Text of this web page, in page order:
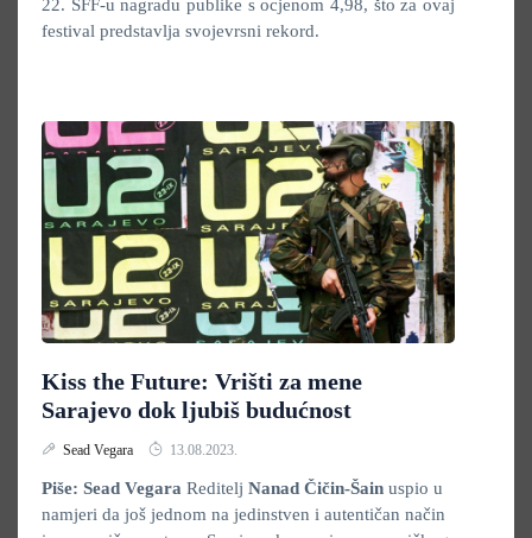
22. SFF-u nagradu publike s ocjenom 4,98, što za ovaj
festival predstavlja svojevrsni rekord.
Kiss the Future: Vrišti za mene
Sarajevo dok ljubiš budućnost
Sead Vegara 13.08.2023.
Piše: Sead Vegara Reditelj Nanad Čičin-Šain uspio u
namjeri da još jednom na jedinstven i autentičan način